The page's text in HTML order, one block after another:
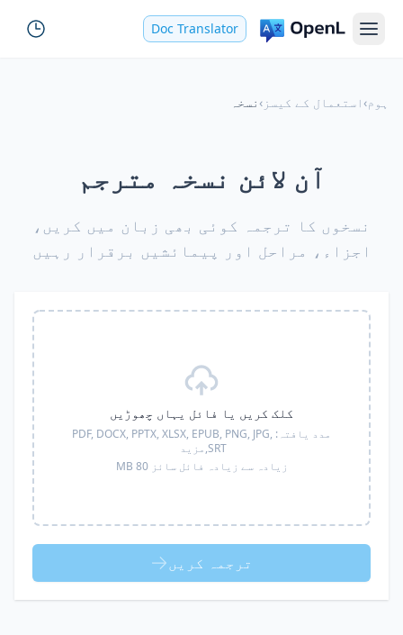
Doc Translator
ہوم›استعمال کے کیسز ›نسخہ
آن لائن نسخہ مترجم
نسخوں کا ترجمہ کوئی بھی زبان میں کریں،
اجزاء، مراحل اور پیمائشیں برقرار رہیں
کلک کریں یا فائل یہاں چھوڑیں
مدد یافتہ: PDF, DOCX, PPTX, XLSX, EPUB, PNG, JPG,
SRT, مزید
زیادہ سے زیادہ فائل سائز 80 MB
ترجمہ کریں